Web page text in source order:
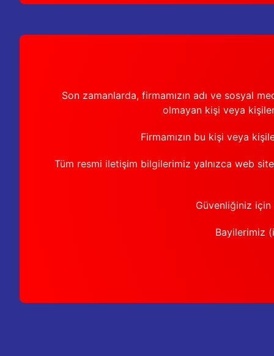
Son zamanlarda, firmamızın adı ve sosyal
olmayan kişi veya
Firmamızın bu kişi veya
Tüm resmi iletişim bilgilerimiz yalnızca web
Güvenliğiniz için
Bayilerimiz